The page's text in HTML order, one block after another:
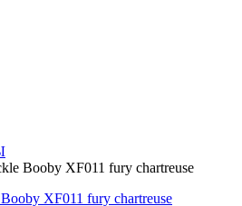
Booby XF011 fury chartreuse